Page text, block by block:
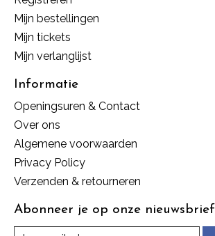
Mijn bestellingen
Mijn tickets
Mijn verlanglijst
Informatie
Openingsuren & Contact
Over ons
Algemene voorwaarden
Privacy Policy
Verzenden & retourneren
Abonneer je op onze nieuwsbrief